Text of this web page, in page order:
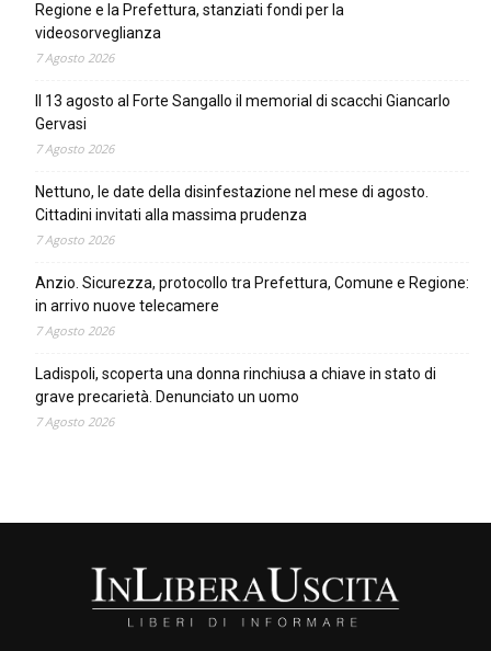
Regione e la Prefettura, stanziati fondi per la
videosorveglianza
7 Agosto 2026
Il 13 agosto al Forte Sangallo il memorial di scacchi Giancarlo
Gervasi
7 Agosto 2026
Nettuno, le date della disinfestazione nel mese di agosto.
Cittadini invitati alla massima prudenza
7 Agosto 2026
Anzio. Sicurezza, protocollo tra Prefettura, Comune e Regione:
in arrivo nuove telecamere
7 Agosto 2026
Ladispoli, scoperta una donna rinchiusa a chiave in stato di
grave precarietà. Denunciato un uomo
7 Agosto 2026